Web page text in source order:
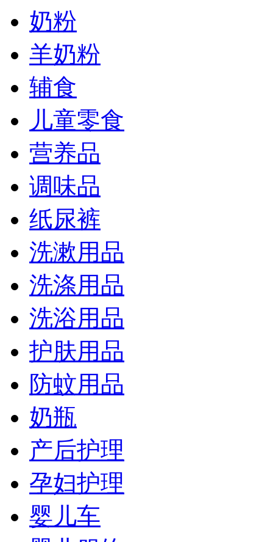
奶粉
羊奶粉
辅食
儿童零食
营养品
调味品
纸尿裤
洗漱用品
洗涤用品
洗浴用品
护肤用品
防蚊用品
奶瓶
产后护理
孕妇护理
婴儿车